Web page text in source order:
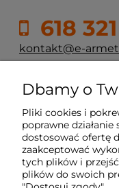
618
kontakt@e-
ul. Reglowa 13
60-113 Poznań
Moje konto
Płatność i
Dbamy o
Pliki cookies i
poprawne
dostosować ofertę
zaakceptować
tych plików i
plików do swoich